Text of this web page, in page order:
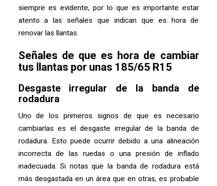
siempre es evidente, por lo que es importante estar
atento a las señales que indican que es hora de
renovar las llantas.
Señales de que es hora de cambiar
tus llantas por unas 185/65 R15
Desgaste irregular de la banda de
rodadura
Uno de los primeros signos de que es necesario
cambiarlas es el desgaste irregular de la banda de
rodadura. Esto puede ocurrir debido a una alineación
incorrecta de las ruedas o una presión de inflado
inadecuada. Si notas que la banda de rodadura está
más desgastada en un área que en otras, es probable